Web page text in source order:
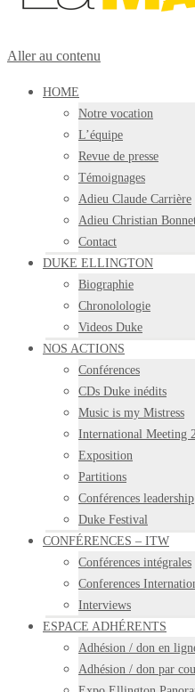
Aller au contenu
HOME
Notre vocation
L’équipe
Revue de presse
Témoignages
Adieu Claude Carrière
Adieu Christian
Contact
DUKE ELLINGTON
Biographie
Chronolologie
Videos Duke
NOS ACTIONS
Conférences
CDs Duke inédits
Music is my Mistress
International Meeting
Exposition
Partitions
Conférences leadership
Duke Festival
CONFÉRENCES – ITW
Conférences intégrales
Conferences
Interviews
ESPACE ADHÉRENTS
Adhésion / don en
Adhésion / don par